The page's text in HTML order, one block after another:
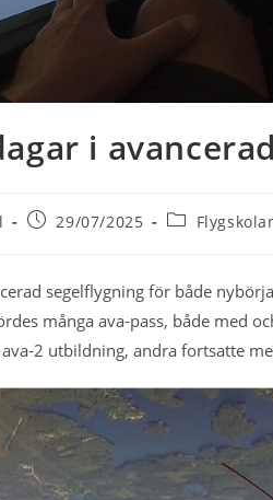
i
Inlägget29/07/2025
segelflygning för både
många ava-pass, både med
2 utbildning, andra fortsatte